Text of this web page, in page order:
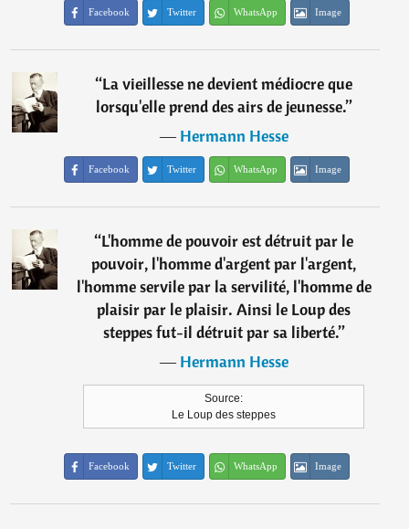
Facebook Twitter WhatsApp Image
“La vieillesse ne devient médiocre que
lorsqu'elle prend des airs de jeunesse.”
―Hermann Hesse
Facebook Twitter WhatsApp Image
“L'homme de pouvoir est détruit par le
pouvoir, l'homme d'argent par l'argent,
l'homme servile par la servilité, l'homme de
plaisir par le plaisir. Ainsi le Loup des
steppes fut-il détruit par sa liberté.”
―Hermann Hesse
Source:
Le Loup des steppes
Facebook Twitter WhatsApp Image